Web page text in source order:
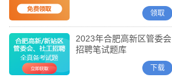
领取
2023年合肥高新区管委会
招聘笔试题库
下载